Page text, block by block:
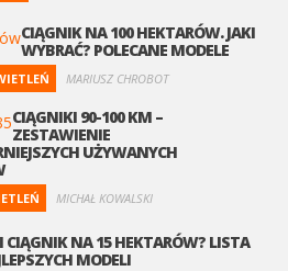
CIĄGNIK NA 100 HEKTARÓW. JAKI
WYBRAĆ? POLECANE MODELE
MARIUSZ CHROBOT
CIĄGNIKI 90-100 KM –
ZESTAWIENIE
UŻYWANYCH
MICHAŁ KOWALSKI
CIĄGNIK NA 15 HEKTARÓW? LISTA
MODELI